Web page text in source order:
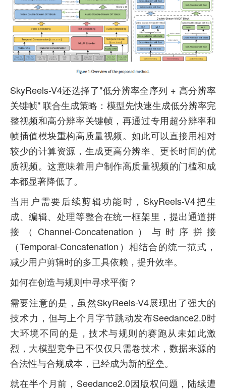
SkyReels-V4还选择了"低分辨率全序列 + 高分辨率
关键帧" 联合生成策略：模型先快速生成低分辨率完
整视频和高分辨率关键帧，再通过专用超分辨率和
帧插值模块重构高质量视频。如此可以直接用相对
较少的计算资源，生成更高分辨率、更长时间的优
质视频。这意味着用户制作高质量视频的门槛和成
本都显著降低了。
当用户需要后续剪辑功能时，SkyReels-V4把生
成、编辑、处理等整合在统一框架里，提出通道拼
接（Channel-Concatenation）与时序拼接
（Temporal-Concatenation）相结合的统一范式，
减少用户剪辑时的多工具依赖，提升效率。
如何在创造与规则中寻求平衡？
需要注意的是，虽然SkyReels-V4展现出了强大的
技术力，但与上个月字节跳动发布Seedance2.0时
大环境不同的是，技术与规则的赛跑从未如此激
烈，大模型竞争已不仅仅只需卷技术，数据来源的
合法性与合规成本，已经成为新的壁垒。
就在半个月前，Seedance2.0因版权问题，陆续遭